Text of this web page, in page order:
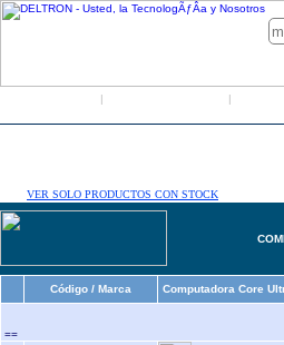
| |
VER SOLO PRODUCTOS CON STOCK
Código / Marca Computadora Core
==